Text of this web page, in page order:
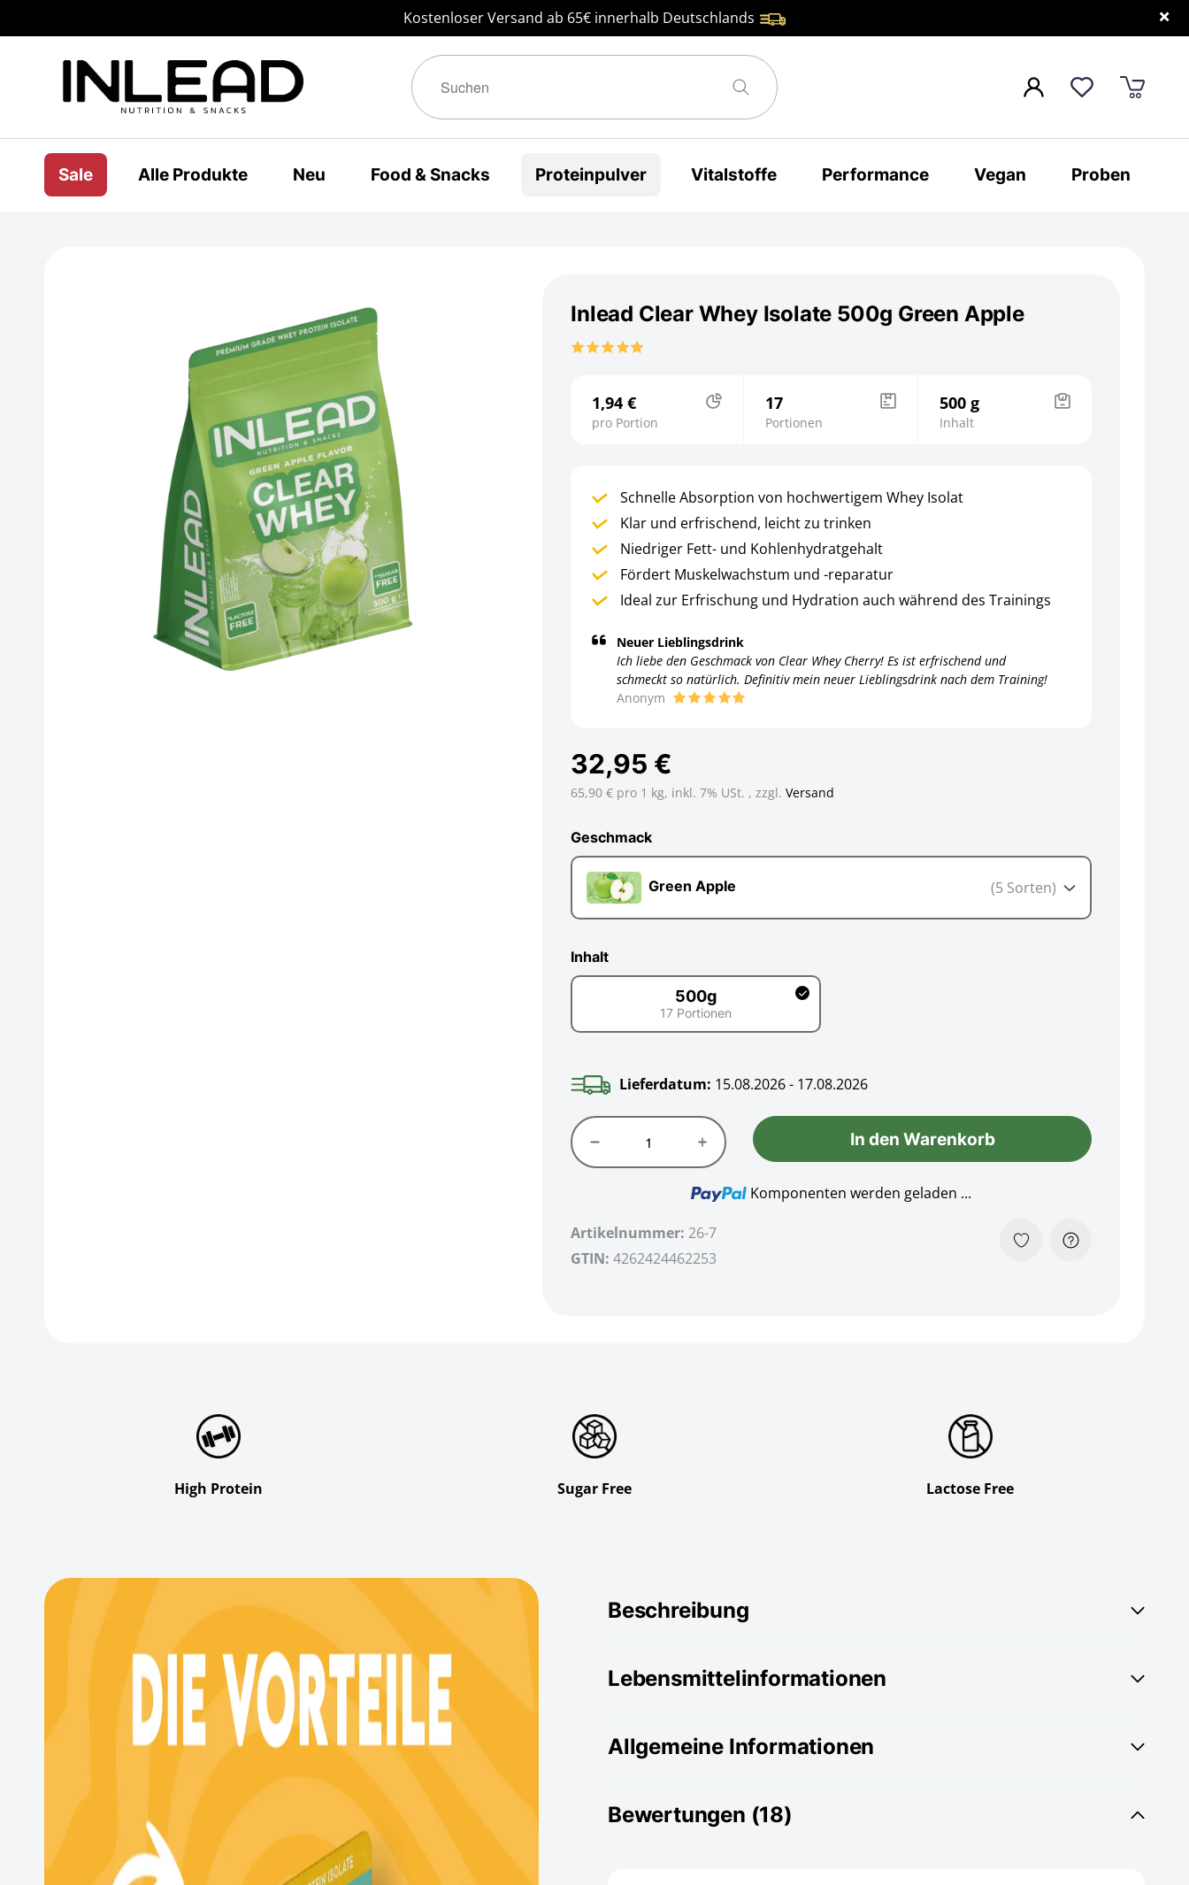
Kostenloser Versand ab 65€ innerhalb Deutschlands ×
Sale Alle Produkte Neu Food & Snacks Proteinpulver Vitalstoffe Performance Vegan Proben
Inlead Clear Whey Isolate 500g Green Apple
1,94 €
pro Portion
17
Portionen
500 g
Inhalt
Schnelle Absorption von hochwertigem Whey Isolat
Klar und erfrischend, leicht zu trinken
Niedriger Fett- und Kohlenhydratgehalt
Fördert Muskelwachstum und -reparatur
Ideal zur Erfrischung und Hydration auch während des Trainings
Neuer Lieblingsdrink
Ich liebe den Geschmack von Clear Whey Cherry! Es ist erfrischend und
schmeckt so natürlich. Definitiv mein neuer Lieblingsdrink nach dem Training!
Anonym
32,95 €
65,90 € pro 1 kg, inkl. 7% USt. , zzgl.Versand
Geschmack
(5 Sorten)
Geschmack
Green Apple
Inhalt
500g
17 Portionen
500g
Lieferdatum: 15.08.2026 - 17.08.2026
In den Warenkorb
Loading...
Komponenten werden geladen ...
Artikelnummer: 26-7
GTIN:4262424462253
High Protein Sugar Free Lactose Free
Beschreibung
Lebensmittelinformationen
Allgemeine Informationen
Bewertungen (18)